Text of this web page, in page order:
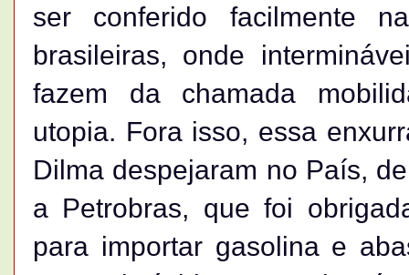
ser conferido facilmente
brasileiras, onde
fazem da chamada
utopia. Fora isso, essa
Dilma despejaram no País,
a Petrobras, que foi
para importar gasolina e